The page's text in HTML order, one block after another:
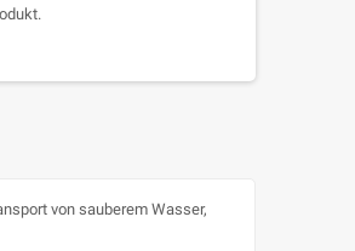
von sauberem Wasser,